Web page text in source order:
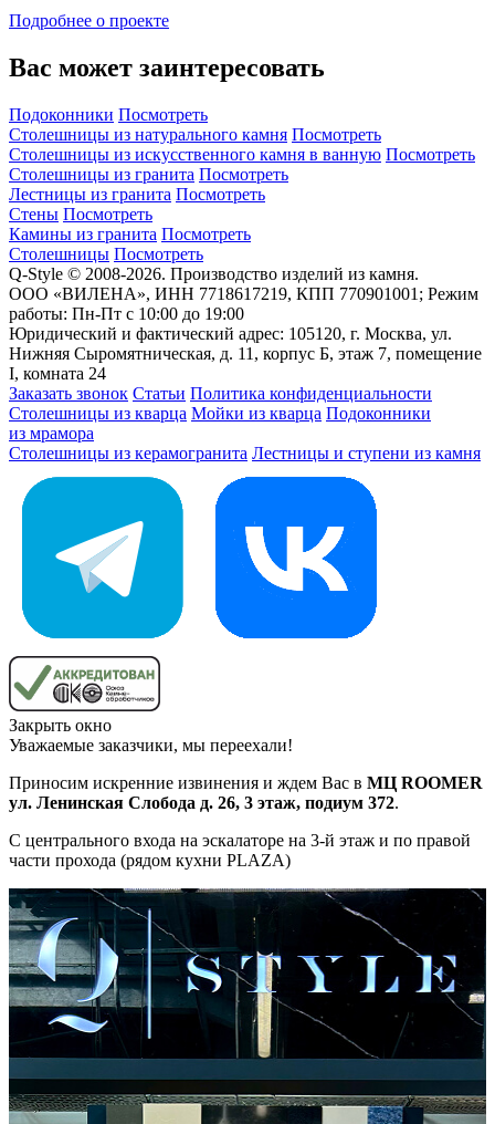
Подробнее о проекте
Вас может заинтересовать
Подоконники Посмотреть
Столешницы из натурального камня Посмотреть
Столешницы из искусственного камня в ванную Посмотреть
Столешницы из гранита Посмотреть
Лестницы из гранита Посмотреть
Стены Посмотреть
Камины из гранита Посмотреть
Столешницы Посмотреть
Q-Style © 2008-2026. Производство изделий из камня.
ООО «ВИЛЕНА», ИНН 7718617219, КПП 770901001; Режим
работы: Пн-Пт с 10:00 до 19:00
Юридический и фактический адрес: 105120, г. Москва, ул.
Нижняя Сыромятническая, д. 11, корпус Б, этаж 7, помещение
I, комната 24
Заказать звонок Статьи Политика конфиденциальности
Столешницы из кварца Мойки из кварца Подоконники
из мрамора
Столешницы из керамогранита Лестницы и ступени из камня
Закрыть окно
Уважаемые заказчики, мы переехали!
Приносим искренние извинения и ждем Вас в МЦ ROOMER
ул. Ленинская Слобода д. 26, 3 этаж, подиум 372.
С центрального входа на эскалаторе на 3-й этаж и по правой
части прохода (рядом кухни PLAZA)